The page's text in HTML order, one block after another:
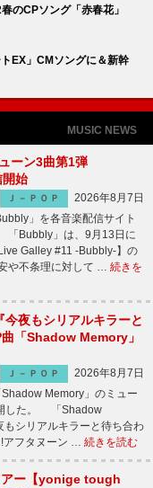
のCPソング「赤春花」
EX」CMソングに＆新幹
MUSIC NEWS
ーン3曲第1弾
開始
Ｊ－ＰＯＰ
2026年8月7日
」を各音楽配信サイト
Bubbly」は、9月13日に
Galley #11 -Bubbly-】の
や不条理に対して … 続きを
夜もシリアルキラーと
「Shadow Memory」
Ｊ－ＰＯＰ
2026年8月7日
Memory」のミュー
した。 「Shadow
シリアルキラーと待ち合わ
アフタヌーン … 続きを読む
ー【yonige tough